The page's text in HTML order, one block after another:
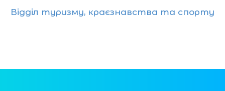
Відділ туризму, краєзнавства та спорту